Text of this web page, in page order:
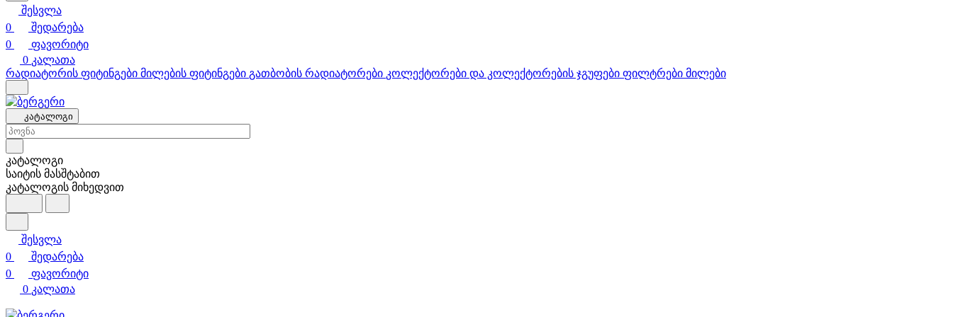
შესვლა
0
შედარება
0
ფავორიტი
0 კალათა
რადიატორის ფიტინგები მილების ფიტინგები გათბობის რადიატორები კოლექტორები და კოლექტორების ჯგუფები ფილტრები მილები
კატალოგი
კატალოგი
საიტის მასშტაბით
კატალოგის მიხედვით
შესვლა
0
შედარება
0
ფავორიტი
0 კალათა